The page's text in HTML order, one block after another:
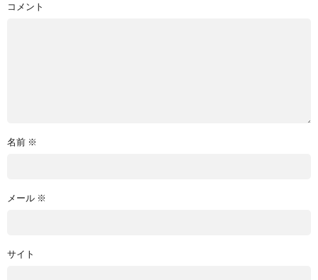
コメント
名前 ※
メール ※
サイト